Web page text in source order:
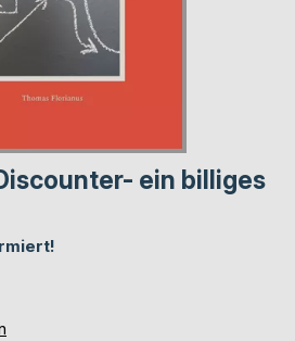
ein billiges